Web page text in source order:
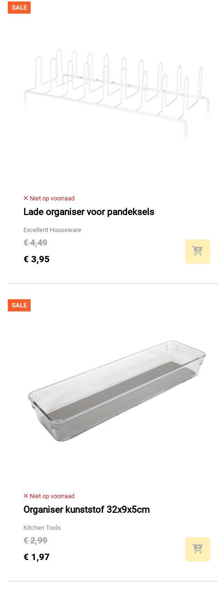
SALE
Niet op voorraad
Lade organiser voor pandeksels
Excellent Houseware
€ 4,49
€ 3,95
SALE
Niet op voorraad
Organiser kunststof 32x9x5cm
Kitchen Tools
€ 2,99
€ 1,97